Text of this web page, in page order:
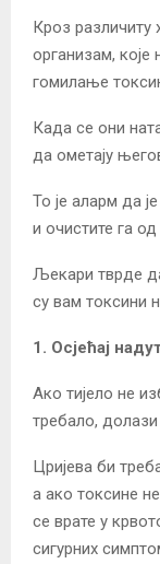
Кроз различиту
организам, које
гомилање
Када се они
да ометају
То је аларм да
и очистите га
Љекари тврде
су вам токсини
1. Осјећај
Ако тијело не
требало,
Цријева би
а ако токсине
се врате у
сигурних